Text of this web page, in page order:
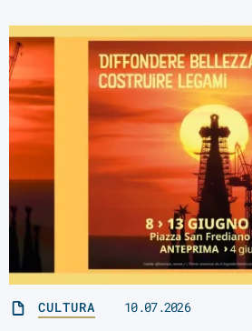
CULTURA 10.07.2026